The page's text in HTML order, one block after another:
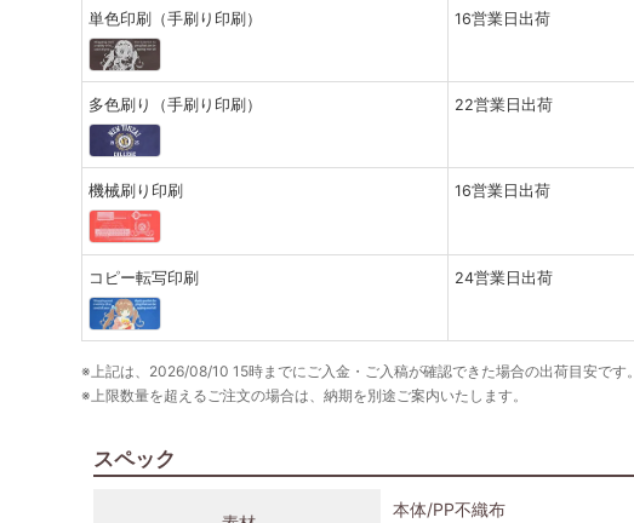
単色印刷（手刷り印刷） 16営業日出荷
多色刷り（手刷り印刷） 22営業日出荷
機械刷り印刷 16営業日出荷
コピー転写印刷 24営業日出荷
※上記は、2026/08/10 15時までにご入金・ご入稿が確認できた場合の出荷目安です。
※上限数量を超えるご注文の場合は、納期を別途ご案内いたします。
スペック
本体/PP不織布